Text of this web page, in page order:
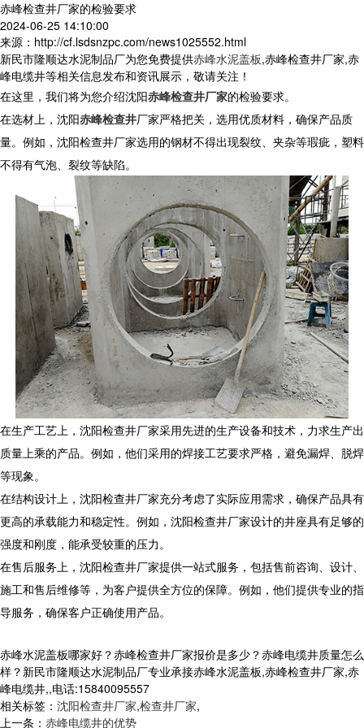
赤峰检查井厂家的检验要求
2024-06-25 14:10:00
来源：http://cf.lsdsnzpc.com/news1025552.html
新民市隆顺达水泥制品厂为您免费提供赤峰水泥盖板,赤峰检查井厂家,赤
峰电缆井等相关信息发布和资讯展示，敬请关注！
在这里，我们将为您介绍沈阳赤峰检查井厂家的检验要求。
在选材上，沈阳赤峰检查井厂家严格把关，选用优质材料，确保产品质
量。例如，沈阳检查井厂家选用的钢材不得出现裂纹、夹杂等瑕疵，塑料
不得有气泡、裂纹等缺陷。
在生产工艺上，沈阳检查井厂家采用先进的生产设备和技术，力求生产出
质量上乘的产品。例如，他们采用的焊接工艺要求严格，避免漏焊、脱焊
等现象。
在结构设计上，沈阳检查井厂家充分考虑了实际应用需求，确保产品具有
更高的承载能力和稳定性。例如，沈阳检查井厂家设计的井座具有足够的
强度和刚度，能承受较重的压力。
在售后服务上，沈阳检查井厂家提供一站式服务，包括售前咨询、设计、
施工和售后维修等，为客户提供全方位的保障。例如，他们提供专业的指
导服务，确保客户正确使用产品。
赤峰水泥盖板哪家好？赤峰检查井厂家报价是多少？赤峰电缆井质量怎么
样？新民市隆顺达水泥制品厂专业承接赤峰水泥盖板,赤峰检查井厂家,赤
峰电缆井,,电话:15840095557
相关标签： 沈阳检查井厂家,检查井厂家,
上一条： 赤峰电缆井的优势